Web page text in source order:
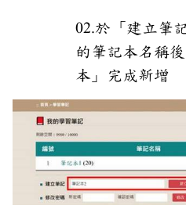
02.於「建立筆
的筆記本名稱
本」完成新增